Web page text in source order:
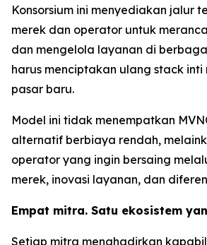
Konsorsium ini menyediakan jalur
merek dan operator untuk
dan mengelola layanan di
harus menciptakan ulang stack
pasar baru.
Model ini tidak menempatkan
alternatif berbiaya rendah,
operator yang ingin bersaing
merek, inovasi layanan, dan
Empat mitra. Satu ekosistem
Setiap mitra menghadirkan